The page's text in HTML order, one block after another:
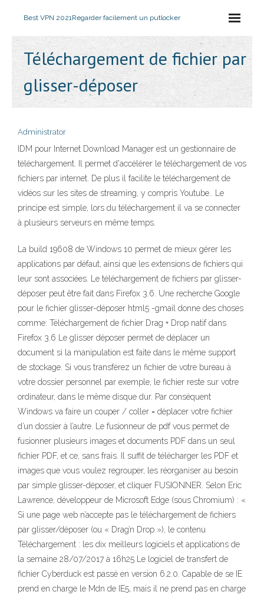
Best VPN 2021Regarder facilement un putlocker
Téléchargement de fichier par
glisser-déposer
Administrator
IDM pour Internet Download Manager est un gestionnaire de
téléchargement. Il permet d'accélérer le téléchargement de vos
fichiers par internet. De plus il facilite le téléchargement de
vidéos sur les sites de streaming, y compris Youtube.. Le
principe est simple, lors du téléchargement il va se connecter
à plusieurs serveurs en même temps.
La build 19608 de Windows 10 permet de mieux gérer les
applications par défaut, ainsi que les extensions de fichiers qui
leur sont associées. Le téléchargement de fichiers par glisser-
déposer peut être fait dans Firefox 3.6. Une recherche Google
pour le fichier glisser-déposer html5 -gmail donne des choses
comme: Téléchargement de fichier Drag + Drop natif dans
Firefox 3.6 Le glisser déposer permet de déplacer un
document si la manipulation est faite dans le même support
de stockage. Si vous transférez un fichier de votre bureau à
votre dossier personnel par exemple, le fichier reste sur votre
ordinateur, dans le même disque dur. Par conséquent
Windows va faire un couper / coller = déplacer votre fichier
d’un dossier à l’autre. Le fusionneur de pdf vous permet de
fusionner plusieurs images et documents PDF dans un seul
fichier PDF, et ce, sans frais. Il suffit de télécharger les PDF et
images que vous voulez regrouper, les réorganiser au besoin
par simple glisser-déposer, et cliquer FUSIONNER. Selon Eric
Lawrence, développeur de Microsoft Edge (sous Chromium) : «
Si une page web n’accepte pas le téléchargement de fichiers
par glisser/déposer (ou « Drag’n Drop »), le contenu
Téléchargement : les dix meilleurs logiciels et applications de
la semaine 28/07/2017 à 16h25 Le logiciel de transfert de
fichier Cyberduck est passé en version 6.2.0. Capable de se IE
prend en charge le Mdn de IE5, mais il ne prend pas en charge